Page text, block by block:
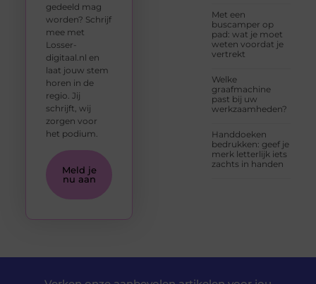
Met een
buscamper op
pad: wat je moet
weten voordat je
vertrekt
Welke
graafmachine
past bij uw
werkzaamheden?
Handdoeken
bedrukken: geef je
merk letterlijk iets
zachts in handen
gedeeld mag
worden? Schrijf
mee met
Losser-
digitaal.nl en
laat jouw stem
horen in de
regio. Jij
schrijft, wij
zorgen voor
het podium.
Meld je
nu aan